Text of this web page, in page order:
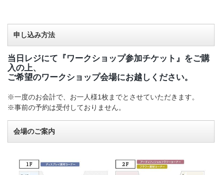
申し込み方法
当日レジにて『ワークショップ参加チケット』をご購
入の上、
ご希望のワークショップ会場にお越しください。
※一度のお会計で、お一人様1枚までとさせていただきます。
※事前の予約は受付しておりません。
会場のご案内